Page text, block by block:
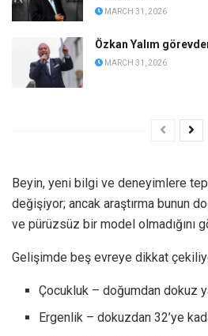
MARCH 31, 2026
Özkan Yalım
MARCH 31, 2026
Beyin, yeni bilgi ve deneyimlere
değişiyor; ancak araştırma bunun
ve pürüzsüz bir model olmadığını
Gelişimde beş evreye dikkat
Çocukluk – doğumdan dokuz
Ergenlik – dokuzdan 32’ye